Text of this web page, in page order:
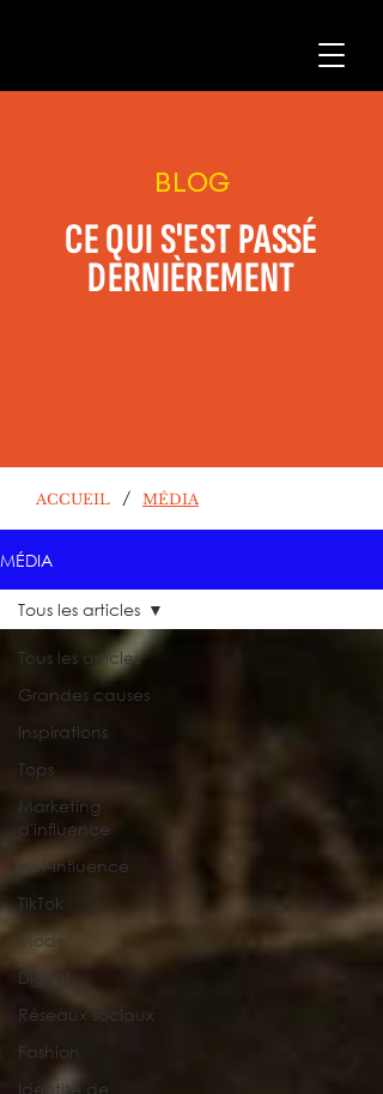
BLOG
CE QUI S'EST PASSÉ
DERNIÈREMENT
ACCUEIL / MÉDIA
MÉDIA
Tous les articles
Grandes causes
Inspirations
Tops
Marketing
d'influence
pet-influence
TikTok
Mode
Digital
Réseaux sociaux
Fashion
Identité de
Tous les articles